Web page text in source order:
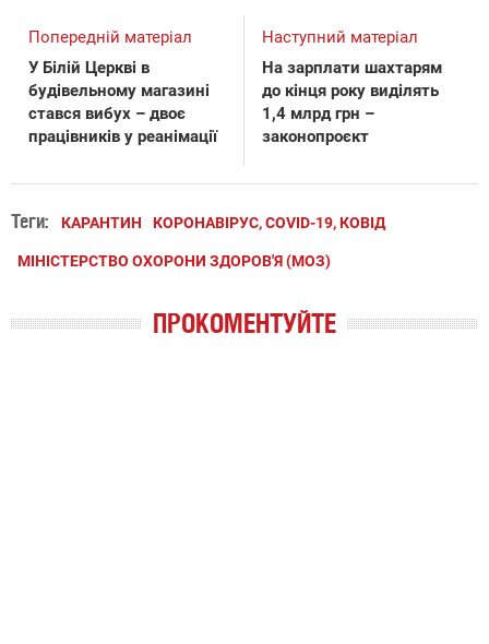
Попередній матеріал
У Білій Церкві в
будівельному магазині
стався вибух – двоє
працівників у реанімації
Наступний матеріал
На зарплати шахтарям
до кінця року виділять
1,4 млрд грн –
законопроєкт
Теги: КАРАНТИН КОРОНАВІРУС, COVID-19, КОВІД
МІНІСТЕРСТВО ОХОРОНИ ЗДОРОВ'Я (МОЗ)
ПРОКОМЕНТУЙТЕ